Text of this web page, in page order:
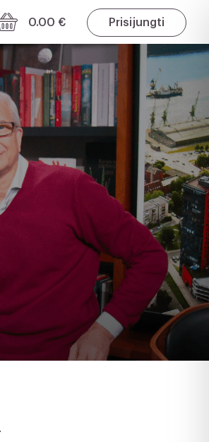
0.00 € Prisijungti